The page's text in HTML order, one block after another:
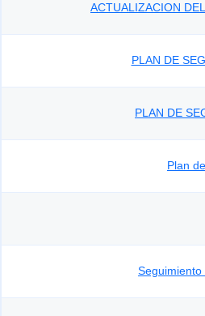
ACTUALIZACION
PLAN DE
PLAN DE
Plan
Seguimiento